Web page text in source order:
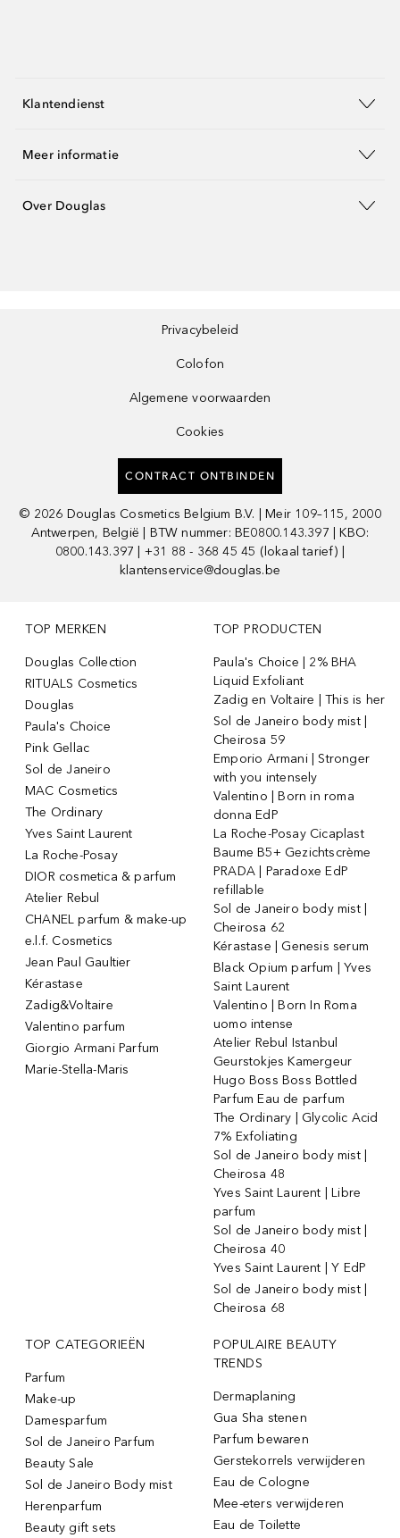
Klantendienst
Meer informatie
Over Douglas
Privacybeleid
Colofon
Algemene voorwaarden
Cookies
CONTRACT ONTBINDEN
© 2026 Douglas Cosmetics Belgium B.V. | Meir 109–115, 2000
Antwerpen, België | BTW nummer: BE0800.143.397 | KBO:
0800.143.397 | +31 88 - 368 45 45 (lokaal tarief) |
klantenservice@douglas.be
TOP MERKEN
Douglas Collection
RITUALS Cosmetics
Douglas
Paula's Choice
Pink Gellac
Sol de Janeiro
MAC Cosmetics
The Ordinary
Yves Saint Laurent
La Roche-Posay
DIOR cosmetica & parfum
Atelier Rebul
CHANEL parfum & make-up
e.l.f. Cosmetics
Jean Paul Gaultier
Kérastase
Zadig&Voltaire
Valentino parfum
Giorgio Armani Parfum
Marie-Stella-Maris
TOP PRODUCTEN
Paula's Choice | 2% BHA
Liquid Exfoliant
Zadig en Voltaire | This is her
Sol de Janeiro body mist |
Cheirosa 59
Emporio Armani | Stronger
with you intensely
Valentino | Born in roma
donna EdP
La Roche-Posay Cicaplast
Baume B5+ Gezichtscrème
PRADA | Paradoxe EdP
refillable
Sol de Janeiro body mist |
Cheirosa 62
Kérastase | Genesis serum
Black Opium parfum | Yves
Saint Laurent
Valentino | Born In Roma
uomo intense
Atelier Rebul Istanbul
Geurstokjes Kamergeur
Hugo Boss Boss Bottled
Parfum Eau de parfum
The Ordinary | Glycolic Acid
7% Exfoliating
Sol de Janeiro body mist |
Cheirosa 48
Yves Saint Laurent | Libre
parfum
Sol de Janeiro body mist |
Cheirosa 40
Yves Saint Laurent | Y EdP
Sol de Janeiro body mist |
Cheirosa 68
TOP CATEGORIEËN
Parfum
Make-up
Damesparfum
Sol de Janeiro Parfum
Beauty Sale
Sol de Janeiro Body mist
Herenparfum
Beauty gift sets
POPULAIRE BEAUTY
TRENDS
Dermaplaning
Gua Sha stenen
Parfum bewaren
Gerstekorrels verwijderen
Eau de Cologne
Mee-eters verwijderen
Eau de Toilette